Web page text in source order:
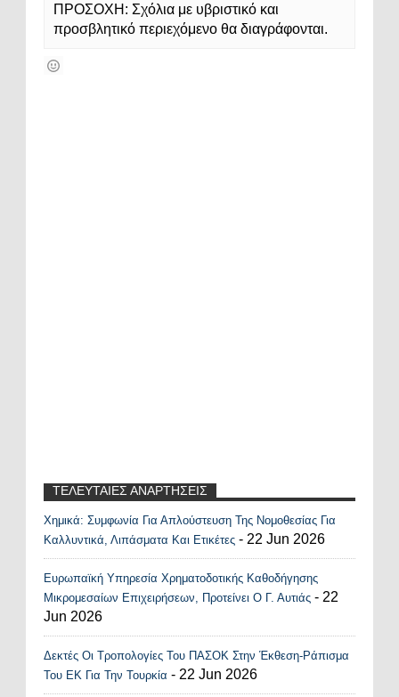
ΠΡΟΣΟΧΗ: Σχόλια με υβριστικό και
προσβλητικό περιεχόμενο θα διαγράφονται.
ΤΕΛΕΥΤΑΙΕΣ ΑΝΑΡΤΗΣΕΙΣ
Recent Posts Widget
Χημικά: Συμφωνία Για Απλούστευση Της Νομοθεσίας Για
Καλλυντικά, Λιπάσματα Και Ετικέτες - 22 Jun 2026
Ευρωπαϊκή Υπηρεσία Χρηματοδοτικής Καθοδήγησης
Μικρομεσαίων Επιχειρήσεων, Προτείνει Ο Γ. Αυτιάς - 22
Jun 2026
Δεκτές Οι Τροπολογίες Του ΠΑΣΟΚ Στην Έκθεση-Ράπισμα
Του ΕΚ Για Την Τουρκία - 22 Jun 2026